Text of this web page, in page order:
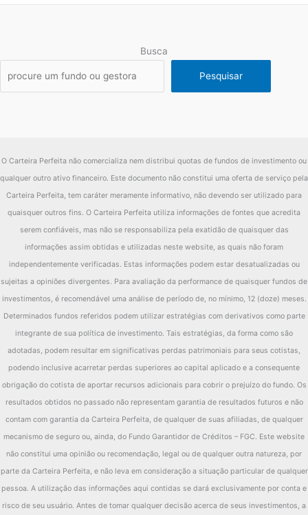
Busca
Pesquisar
O Carteira Perfeita não comercializa nem distribui quotas de fundos de investimento ou
qualquer outro ativo financeiro. Este documento não constitui uma oferta de serviço pela
Carteira Perfeita, tem caráter meramente informativo, não devendo ser utilizado para
quaisquer outros fins. O Carteira Perfeita utiliza informações de fontes que acredita
serem confiáveis, mas não se responsabiliza pela exatidão de quaisquer das
informações assim obtidas e utilizadas neste website, as quais não foram
independentemente verificadas. Estas informações podem estar desatualizadas ou
sujeitas a opiniões divergentes. Para avaliação da performance de quaisquer fundos de
investimentos, é recomendável uma análise de período de, no mínimo, 12 (doze) meses.
Determinados fundos referidos podem utilizar estratégias com derivativos como parte
integrante de sua política de investimento. Tais estratégias, da forma como são
adotadas, podem resultar em significativas perdas patrimoniais para seus cotistas,
podendo inclusive acarretar perdas superiores ao capital aplicado e a consequente
obrigação do cotista de aportar recursos adicionais para cobrir o prejuízo do fundo. Os
resultados obtidos no passado não representam garantia de resultados futuros e não
contam com garantia da Carteira Perfeita, de qualquer de suas afiliadas, de qualquer
mecanismo de seguro ou, ainda, do Fundo Garantidor de Créditos – FGC. Este website
não constitui uma opinião ou recomendação, legal ou de qualquer outra natureza, por
parte da Carteira Perfeita, e não leva em consideração a situação particular de qualquer
pessoa. A utilização das informações aqui contidas se dará exclusivamente por conta e
risco de seu usuário. Antes de tomar qualquer decisão acerca de seus investimentos, a